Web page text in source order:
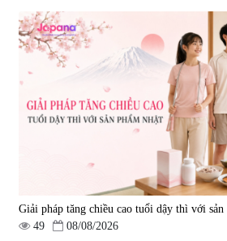
Giải pháp tăng chiều cao tuổi dậy thì với sản
49
08/08/2026